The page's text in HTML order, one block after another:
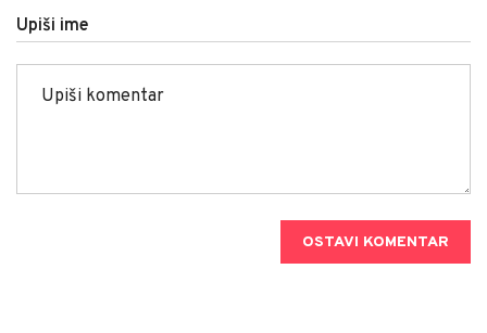
Upiši ime
OSTAVI KOMENTAR